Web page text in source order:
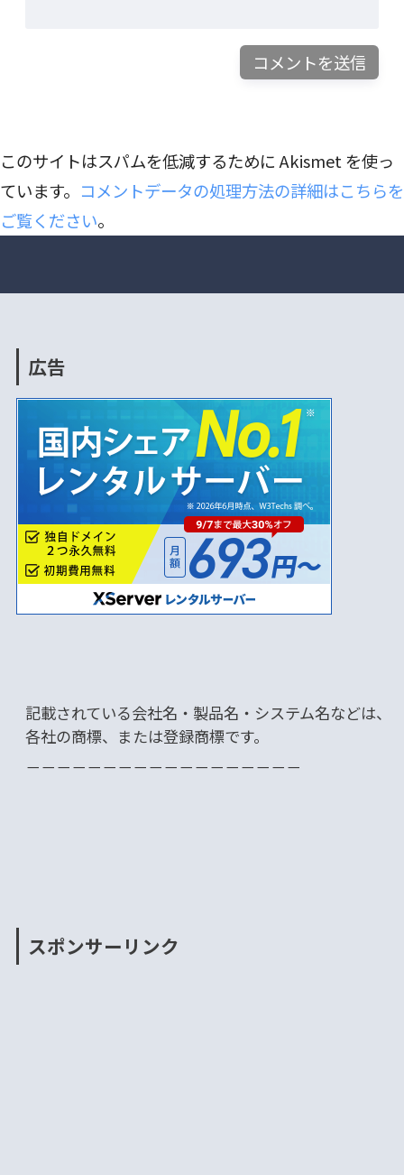
このサイトはスパムを低減するために Akismet を使っ
ています。 コメントデータの処理方法の詳細はこちらを
ご覧ください。
広告
記載されている会社名・製品名・システム名などは、
各社の商標、または登録商標です。
－－－－－－－－－－－－－－－－－－
スポンサーリンク